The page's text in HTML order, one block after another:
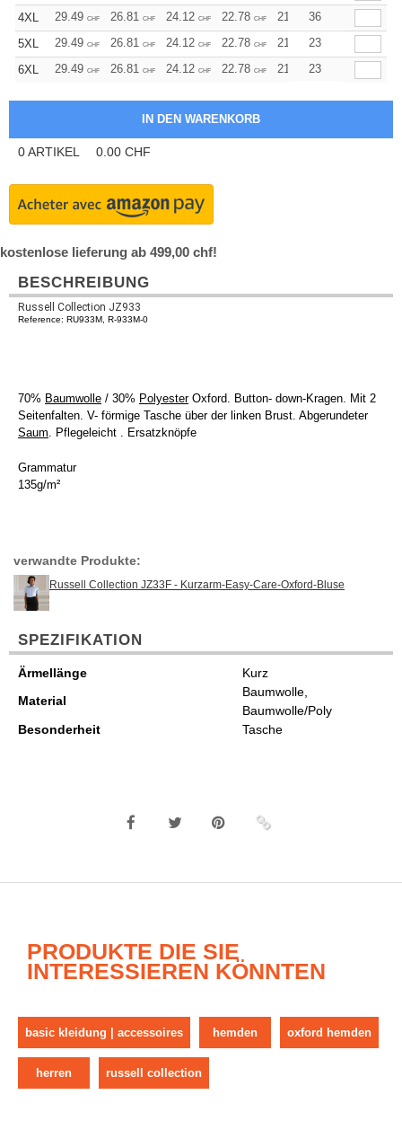
4XL
29.49 CHF 26.81 CHF 24.12 CHF 22.78 CHF 21.45 CHF
36
5XL
29.49 CHF 26.81 CHF 24.12 CHF 22.78 CHF 21.45 CHF
23
6XL
29.49 CHF 26.81 CHF 24.12 CHF 22.78 CHF 21.45 CHF
23
0ARTIKEL 0.00 CHF
kostenlose lieferung ab 499,00 chf!
BESCHREIBUNG
Russell Collection JZ933
Reference: RU933M, R-933M-0
70% Baumwolle / 30% PolyesterOxford. Button- down-Kragen. Mit 2
Seitenfalten. V- förmige Tasche über der linken Brust. Abgerundeter
Saum. Pflegeleicht . Ersatzknöpfe
Grammatur
135g/m²
verwandte Produkte:
Russell Collection JZ33F - Kurzarm-Easy-Care-Oxford-Bluse
SPEZIFIKATION
Ärmellänge
Kurz
Material
Baumwolle,
Baumwolle/Poly
Besonderheit
Tasche
PRODUKTE DIE SIE
INTERESSIEREN KÖNNTEN
basic kleidung | accessoires hemden oxford hemden
herren russell collection